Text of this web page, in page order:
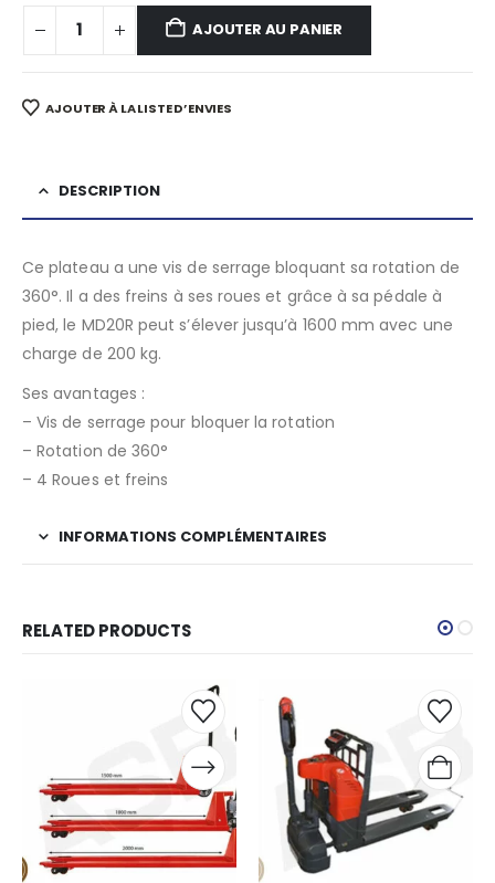
AJOUTER AU PANIER
AJOUTER À LA LISTE D’ENVIES
DESCRIPTION
Ce plateau a une vis de serrage bloquant sa rotation de
360°. Il a des freins à ses roues et grâce à sa pédale à
pied, le MD20R peut s’élever jusqu’à 1600 mm avec une
charge de 200 kg.
Ses avantages :
– Vis de serrage pour bloquer la rotation
– Rotation de 360°
– 4 Roues et freins
INFORMATIONS COMPLÉMENTAIRES
RELATED PRODUCTS